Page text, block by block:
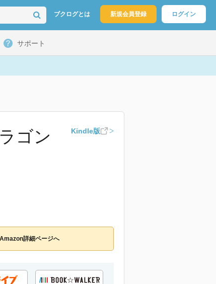
ブクログとは 新規会員登録 ログイン
サポート
ゴン
Kindle版
Amazon詳細ページへ